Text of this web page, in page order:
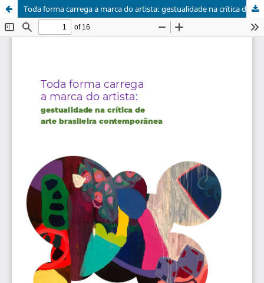
Toda forma carrega a marca do artista: gestualidade na crítica de arte brasileira contemporânea